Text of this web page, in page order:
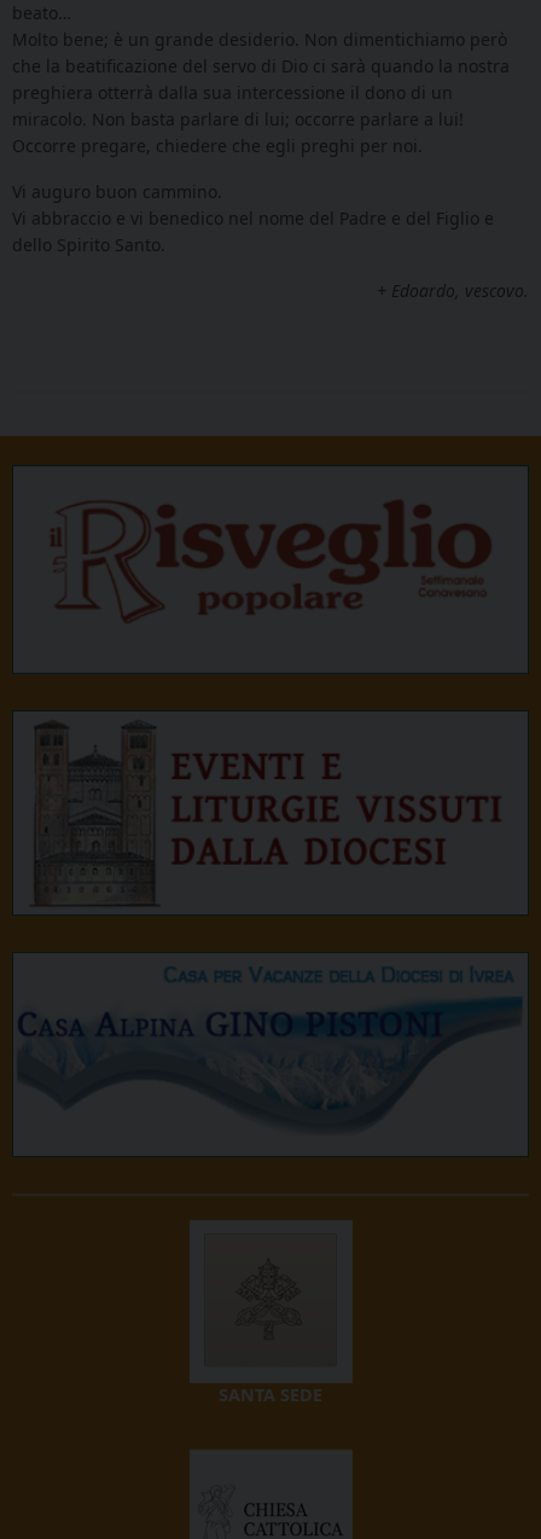
beato…
Molto bene; è un grande desiderio. Non dimentichiamo però
che la beatificazione del servo di Dio ci sarà quando la nostra
preghiera otterrà dalla sua intercessione il dono di un
miracolo. Non basta parlare di lui; occorre parlare a lui!
Occorre pregare, chiedere che egli preghi per noi.
Vi auguro buon cammino.
Vi abbraccio e vi benedico nel nome del Padre e del Figlio e
dello Spirito Santo.
+ Edoardo, vescovo.
SANTA SEDE